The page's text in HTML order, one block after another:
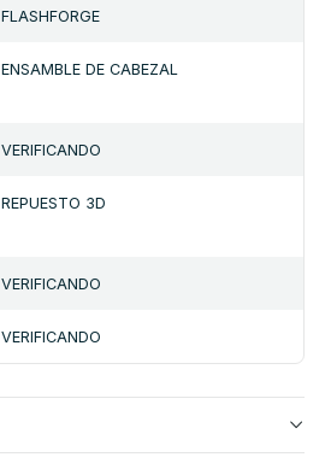
FLASHFORGE
ENSAMBLE DE CABEZAL
VERIFICANDO
REPUESTO 3D
VERIFICANDO
VERIFICANDO